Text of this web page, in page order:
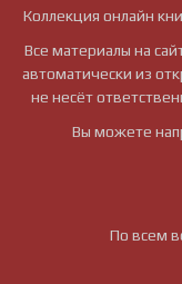
Коллекция онлайн
Все материалы на
автоматически из
не несёт
Вы можете
По всем